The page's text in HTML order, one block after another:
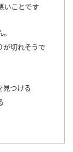
いことです
が切れそうで
見つける